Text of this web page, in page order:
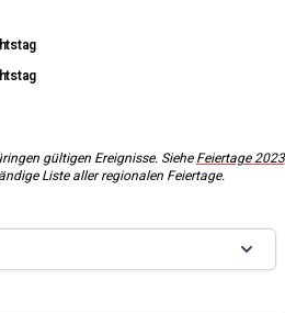
gültigen Ereignisse. Siehe Feiertage2023
Liste aller regionalen Feiertage.